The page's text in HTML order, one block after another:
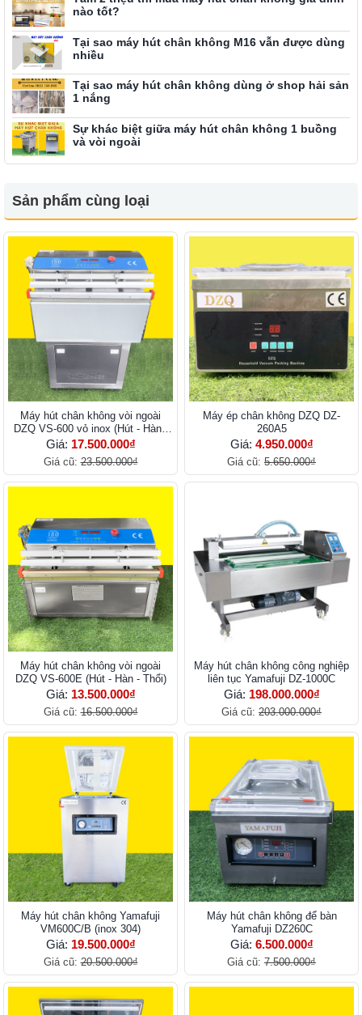
nào tốt?
Tại sao máy hút chân không M16 vẫn được dùng
nhiều
Tại sao máy hút chân không dùng ở shop hải sản
1 nắng
Sự khác biệt giữa máy hút chân không 1 buồng
và vòi ngoài
Sản phẩm cùng loại
Máy hút chân không vòi ngoài
DZQ VS-600 vỏ inox (Hút - Hàn -
Thổi)
Giá: 17.500.000₫
Giá cũ:23.500.000₫
Máy ép chân không DZQ DZ-
260A5
Giá: 4.950.000₫
Giá cũ: 5.650.000₫
Máy hút chân không vòi ngoài
DZQ VS-600E (Hút - Hàn - Thổi)
Giá: 13.500.000₫
Giá cũ:16.500.000₫
Máy hút chân không công nghiệp
liên tục Yamafuji DZ-1000C
Giá: 198.000.000₫
Giá cũ: 203.000.000₫
Máy hút chân không Yamafuji
VM600C/B (inox 304)
Giá: 19.500.000₫
Giá cũ:20.500.000₫
Máy hút chân không để bàn
Yamafuji DZ260C
Giá: 6.500.000₫
Giá cũ: 7.500.000₫